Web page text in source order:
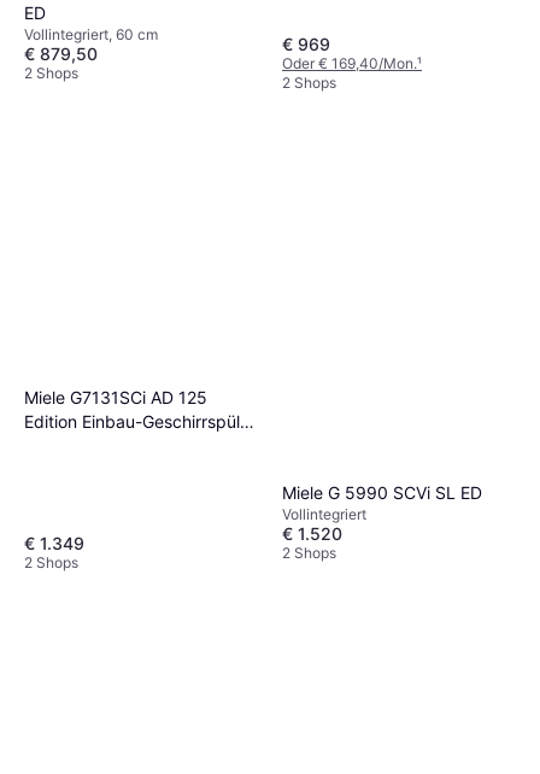
ED
Vollintegriert, 60 cm
€ 879,50
2 Shops
€ 969
Oder € 169,40/Mon.¹
2 Shops
Miele G7131SCi AD 125
Edition Einbau-Geschirrspüler
€ 1.349
2 Shops
Miele G 5990 SCVi SL ED
Vollintegriert
€ 1.520
2 Shops